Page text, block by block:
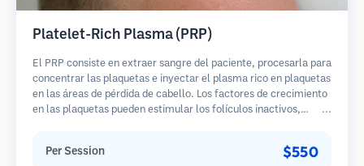
Platelet-Rich Plasma (PRP)
El PRP consiste en extraer sangre del paciente, procesarla para
concentrar las plaquetas e inyectar el plasma rico en plaquetas
en las áreas de pérdida de cabello. Los factores de crecimiento
en las plaquetas pueden estimular los folículos inactivos,
sesiones.
Per Session $550